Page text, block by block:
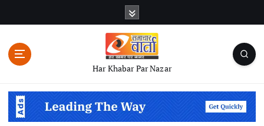
Har Khabar Par Nazar